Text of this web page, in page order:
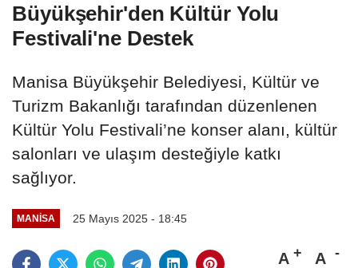
Büyükşehir'den Kültür Yolu
Festivali'ne Destek
Manisa Büyükşehir Belediyesi, Kültür ve
Turizm Bakanlığı tarafından düzenlenen
Kültür Yolu Festivali’ne konser alanı, kültür
salonları ve ulaşım desteğiyle katkı
sağlıyor.
MANİSA 25 Mayıs 2025 - 18:45
A A